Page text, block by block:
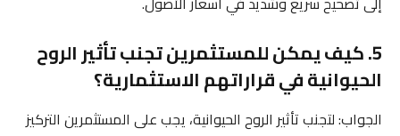
5. كيف يمكن للمستثمرين تجنب تأثير الروح
الحيوانية في قراراتهم الاستثمارية؟
الجواب: لتجنب تأثير الروح الحيوانية، يجب على المستثمرين التركيز